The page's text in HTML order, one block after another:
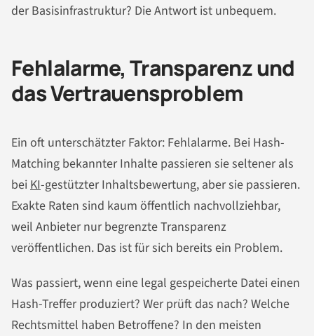
der Basisinfrastruktur? Die Antwort ist unbequem.
Fehlalarme, Transparenz und
das Vertrauensproblem
Ein oft unterschätzter Faktor: Fehlalarme. Bei Hash-
Matching bekannter Inhalte passieren sie seltener als
bei KI-gestützter Inhaltsbewertung, aber sie passieren.
Exakte Raten sind kaum öffentlich nachvollziehbar,
weil Anbieter nur begrenzte Transparenz
veröffentlichen. Das ist für sich bereits ein Problem.
Was passiert, wenn eine legal gespeicherte Datei einen
Hash-Treffer produziert? Wer prüft das nach? Welche
Rechtsmittel haben Betroffene? In den meisten